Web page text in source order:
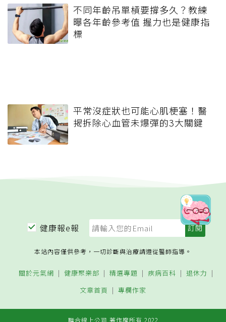
不同年齡吊單槓要撐多久？教練
曝各年齡參考值 握力也是健康指
標
平常沒症狀也可能心肌梗塞！醫
揭拆除心血管未爆彈的3大關鍵
健康報e報
本站內容僅供參考，一切診斷與治療請遵從醫師指導。
關於元氣網 健康聚樂部 精選專題 疾病百科
退休力
文章首頁
專欄作家
聯合線上公司 著作權所有 2022